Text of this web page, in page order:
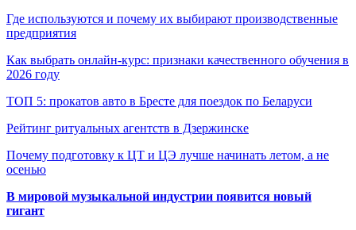
Где используются и почему их выбирают производственные
предприятия
Как выбрать онлайн-курс: признаки качественного обучения в
2026 году
ТОП 5: прокатов авто в Бресте для поездок по Беларуси
Рейтинг ритуальных агентств в Дзержинске
Почему подготовку к ЦТ и ЦЭ лучше начинать летом, а не
осенью
В мировой музыкальной индустрии появится новый
гигант